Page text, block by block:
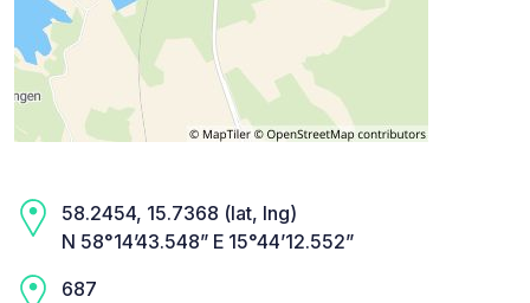
58.2454, 15.7368 (lat, lng)
N 58°14’43.548” E 15°44’12.552”
687